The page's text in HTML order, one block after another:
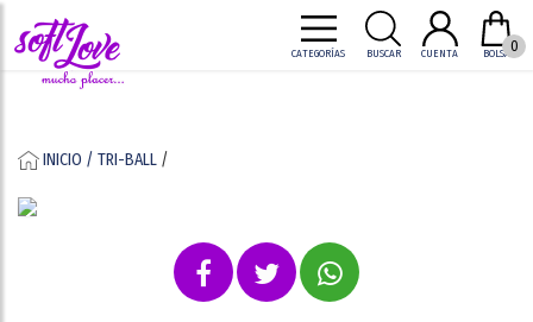
BOLSA 0
CUENTA
BUSCAR
CATEGORÍAS
INICIO / TRI-BALL /